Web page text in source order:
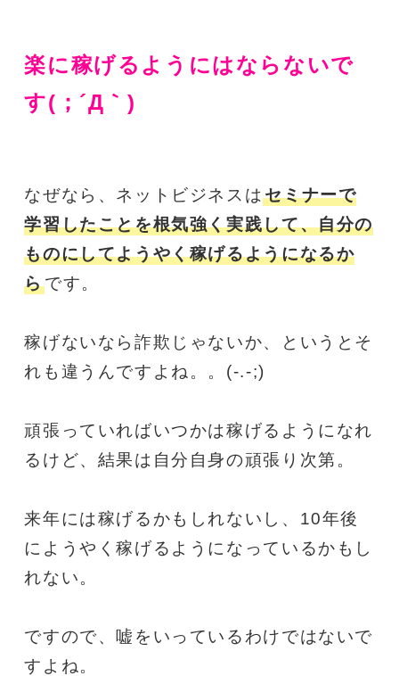
楽に稼げるようにはならないで
す(；´Д｀)
なぜなら、ネットビジネスはセミナーで
学習したことを根気強く実践して、自分の
ものにしてようやく稼げるようになるか
らです。
稼げないなら詐欺じゃないか、というとそ
れも違うんですよね。。(-.-;)
頑張っていればいつかは稼げるようになれ
るけど、結果は自分自身の頑張り次第。
来年には稼げるかもしれないし、10年後
にようやく稼げるようになっているかもし
れない。
ですので、嘘をいっているわけではないで
すよね。